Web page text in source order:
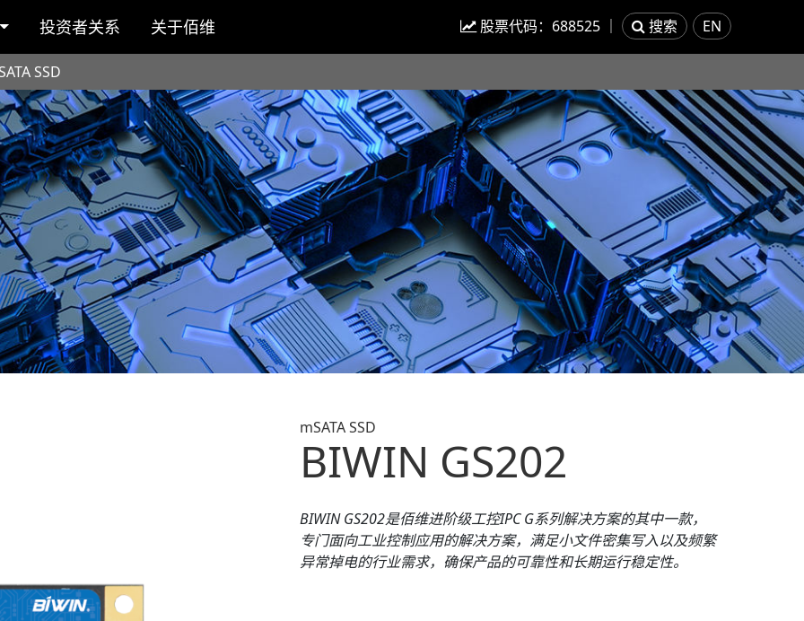
投资者关系 关于佰维 股票代码： 688525 搜索 EN
SSD
mSATA SSD
BIWIN GS202
BIWIN GS202是佰维进阶级工控IPCG系列解决方案的其中一款，
专门面向工业控制应用的解决方案，满足小文件密集写入以及频繁
异常掉电的行业需求，确保产品的可靠性和长期运行稳定性。